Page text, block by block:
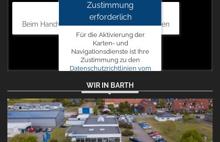
Autohaus Blunck
Beim Handweiser 19, 18311 Ribnitz-Damgarten
Zustimmung
erforderlich
Für die Aktivierung der
Karten- und
Navigationsdienste ist Ihre
Zustimmung zu den
Datenschutzrichtlinien vom
erforderlich.
Zustimmen
und
aktivieren
WIR IN BARTH